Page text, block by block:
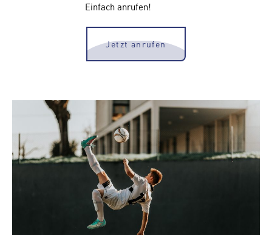
Einfach anrufen!
Jetzt anrufen